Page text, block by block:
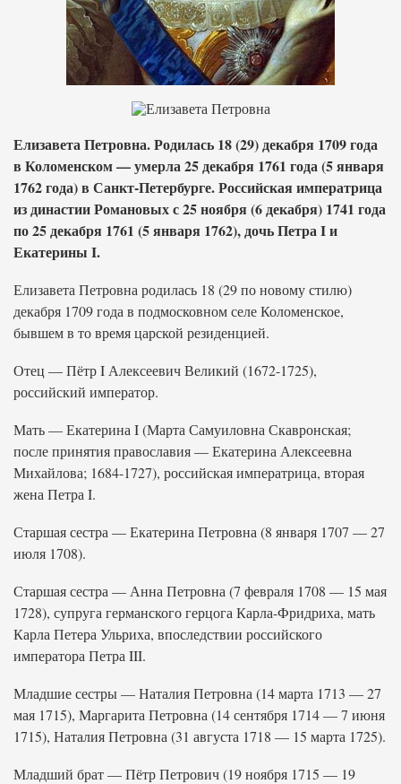
Елизавета Петровна. Родилась 18 (29) декабря 1709 года
в Коломенском — умерла 25 декабря 1761 года (5 января
1762 года) в Санкт-Петербурге. Российская императрица
из династии Романовых с 25 ноября (6 декабря) 1741 года
по 25 декабря 1761 (5 января 1762), дочь Петра I и
Екатерины I.
Елизавета Петровна родилась 18 (29 по новому стилю)
декабря 1709 года в подмосковном селе Коломенское,
бывшем в то время царской резиденцией.
Отец — Пётр I Алексеевич Великий (1672-1725),
российский император.
Мать — Екатерина I (Марта Самуиловна Скавронская;
после принятия православия — Екатерина Алексеевна
Михайлова; 1684-1727), российская императрица, вторая
жена Петра I.
Старшая сестра — Екатерина Петровна (8 января 1707 — 27
июля 1708).
Старшая сестра — Анна Петровна (7 февраля 1708 — 15 мая
1728), супруга германского герцога Карла-Фридриха, мать
Карла Петера Ульриха, впоследствии российского
императора Петра III.
Младшие сестры — Наталия Петровна (14 марта 1713 — 27
мая 1715), Маргарита Петровна (14 сентября 1714 — 7 июня
1715), Наталия Петровна (31 августа 1718 — 15 марта 1725).
Младший брат — Пётр Петрович (19 ноября 1715 — 19